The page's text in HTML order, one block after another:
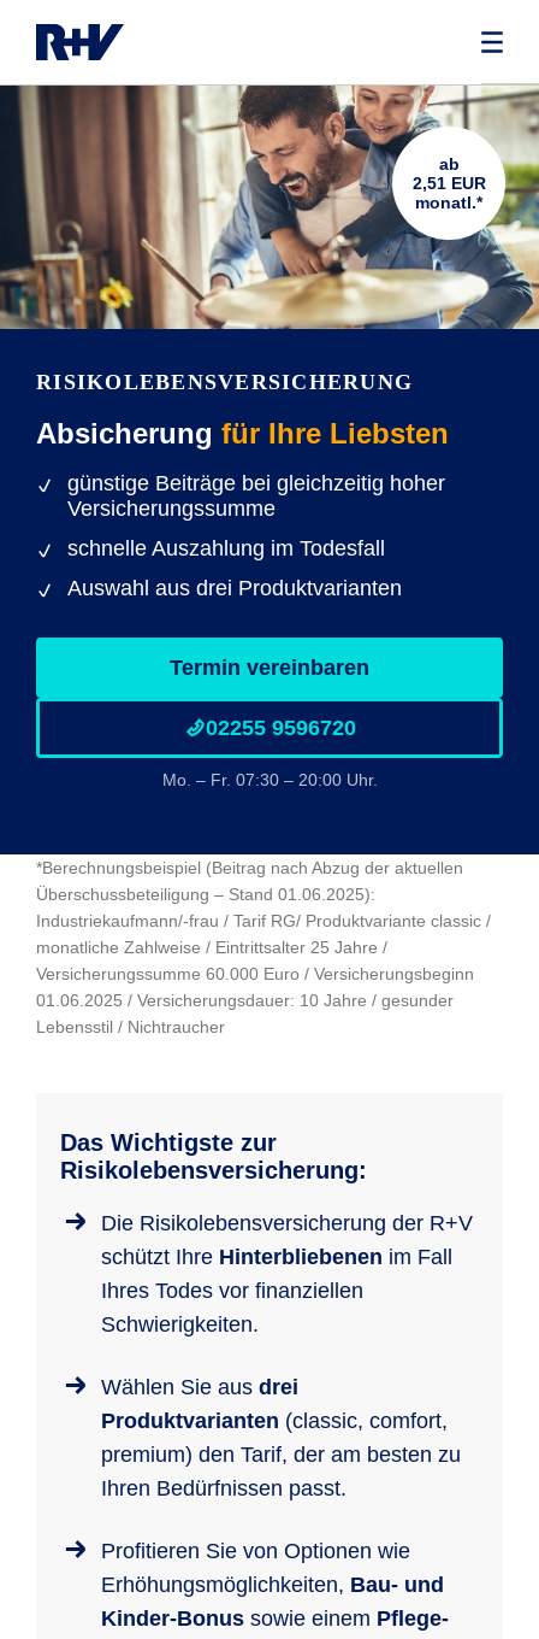
RISIKOLEBENS­VERSICHERUNG
Absicherung für Ihre Liebsten
günstige Beiträge bei gleichzeitig hoher
Versicherungssumme
schnelle Auszahlung im Todesfall
Auswahl aus drei Produktvarianten
Termin vereinbaren
02255 9596720
Mo. – Fr. 07:30 – 20:00 Uhr.
ab
2,51 EUR
monatl.*
*Berechnungsbeispiel (Beitrag nach Abzug der aktuellen
Überschussbeteiligung – Stand 01.06.2025):
Industriekaufmann/-frau / Tarif RG/ Produktvariante classic /
monatliche Zahlweise / Eintrittsalter 25 Jahre /
Versicherungssumme 60.000 Euro / Versicherungsbeginn
01.06.2025 / Versicherungsdauer: 10 Jahre / gesunder
Lebensstil / Nichtraucher
Das Wichtigste zur
Risikolebensversicherung:
Die Risikolebensversicherung der R+V
schützt Ihre Hinterbliebenen im Fall
Ihres Todes vor finanziellen
Schwierigkeiten.
Wählen Sie aus drei
Produktvarianten (classic, comfort,
premium) den Tarif, der am besten zu
Ihren Bedürfnissen passt.
Profitieren Sie von Optionen wie
Erhöhungsmöglichkeiten, Bau- und
Kinder-Bonus sowie einem Pflege-